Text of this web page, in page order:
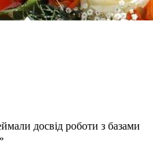
досвід роботи з базами